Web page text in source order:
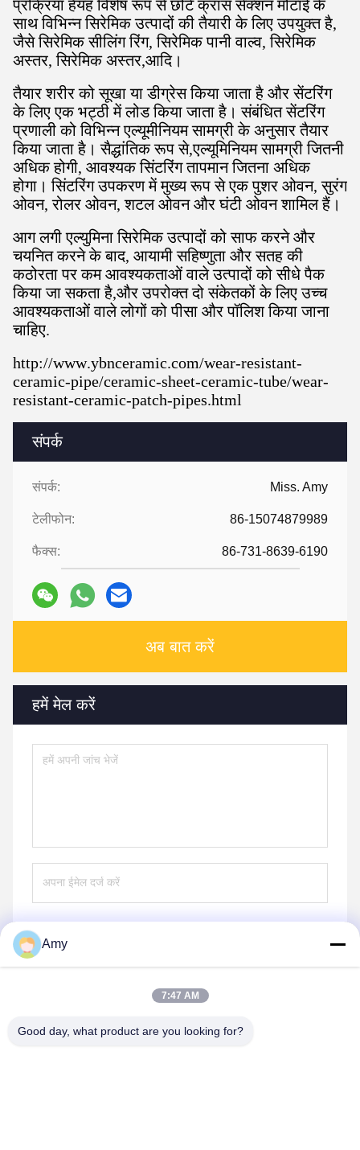
संपर्क
संपर्क: Miss. Amy
टेलीफोन: 86-15074879989
फैक्स: 86-731-8639-6190
अब बात करें
हमें मेल करें
प्रक्रिया हैयह विशेष रूप से छोटे क्रॉस सेक्शन मोटाई के
साथ विभिन्न सिरेमिक उत्पादों की तैयारी के लिए उपयुक्त है,
जैसे सिरेमिक सीलिंग रिंग, सिरेमिक पानी वाल्व, सिरेमिक
अस्तर, सिरेमिक अस्तर,आदि।
तैयार शरीर को सूखा या डीग्रेस किया जाता है और सेंटरिंग
के लिए एक भट्ठी में लोड किया जाता है। संबंधित सेंटरिंग
प्रणाली को विभिन्न एल्यूमीनियम सामग्री के अनुसार तैयार
किया जाता है। सैद्धांतिक रूप से,एल्यूमिनियम सामग्री जितनी
अधिक होगी, आवश्यक सिंटरिंग तापमान जितना अधिक
होगा। सिंटरिंग उपकरण में मुख्य रूप से एक पुशर ओवन, सुरंग
ओवन, रोलर ओवन, शटल ओवन और घंटी ओवन शामिल हैं।
आग लगी एल्युमिना सिरेमिक उत्पादों को साफ करने और
चयनित करने के बाद, आयामी सहिष्णुता और सतह की
कठोरता पर कम आवश्यकताओं वाले उत्पादों को सीधे पैक
किया जा सकता है,और उपरोक्त दो संकेतकों के लिए उच्च
आवश्यकताओं वाले लोगों को पीसा और पॉलिश किया जाना
चाहिए.
http://www.ybnceramic.com/wear-resistant-
ceramic-pipe/ceramic-sheet-ceramic-tube/wear-
resistant-ceramic-patch-pipes.html
Amy
7:47 AM
Good day, what product are you looking for?